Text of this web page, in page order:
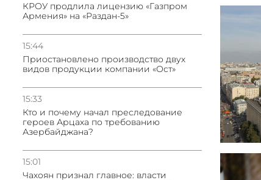
КРОУ продлила лицензию «Газпром
Армения» на «Раздан-5»
15:44
Приостановлено производство двух
видов продукции компании «Ост»
15:33
Кто и почему начал преследование
героев Арцаха по требованию
Азербайджана?
15:01
Чахоян признал главное: власти